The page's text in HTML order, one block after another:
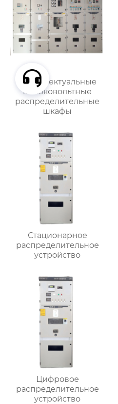
Интеллектуальные
высоковольтные
распределительные
шкафы
Стационарное
распределительное
устройство
Цифровое
распределительное
устройство